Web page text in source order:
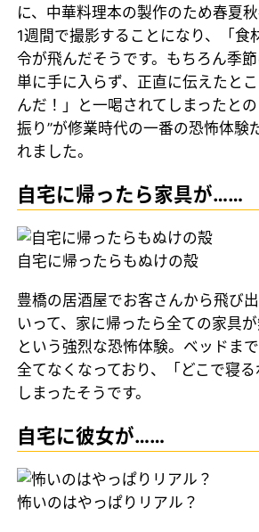
に、中華料理本の製作のため春夏
1週間で撮影することになり、「食
令が飛んだそうです。もちろん季
単に手に入らず、正直に伝えたと
んだ！」と一喝されてしまったと
振り”が修業時代の一番の恐怖体験
れました。
自宅に帰ったら家具が……
自宅に帰ったらもぬけの殻
豊橋の居酒屋でお客さんから飛び
いって、家に帰ったら全ての家具が
という強烈な恐怖体験。ベッドま
全てなくなっており、「どこで寝
しまったそうです。
自宅に彼女が……
怖いのはやっぱりリアル？